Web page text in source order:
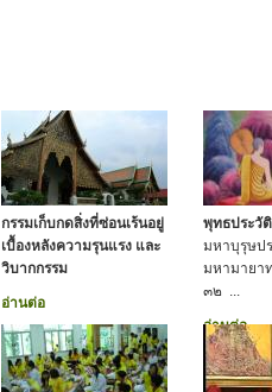
กรรมเก็บกดสิ่งที่ซ่อนเร้นอยู่
เบื้องหลังความรุนแรง และ
วิบากกรรม
อ่านต่อ
พุทธประวัติ
มหาบุรุษป
มหามายา
๓๒ ...
อ่านต่อ